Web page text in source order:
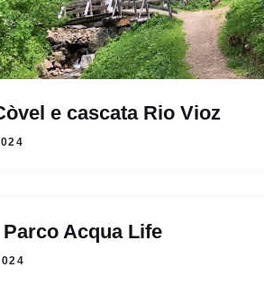
e cascata Rio Vioz
Acqua Life